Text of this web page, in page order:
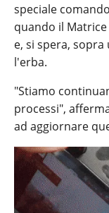
speciale
quando il
e, si spera,
l'erba.
"Stiamo
processi",
ad aggiornare